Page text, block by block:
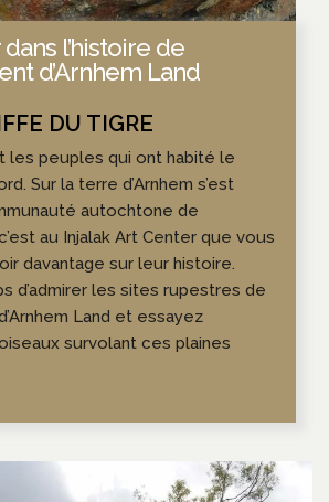
l’histoire de
d’Arnhem Land
les peuples qui ont habité le
Sur la terre d’Arnhem s’est
autochtone de
au Injalak Art Center que vous
davantage sur leur histoire.
d’admirer les sites rupestres de
Land et essayez
survolant ces plaines